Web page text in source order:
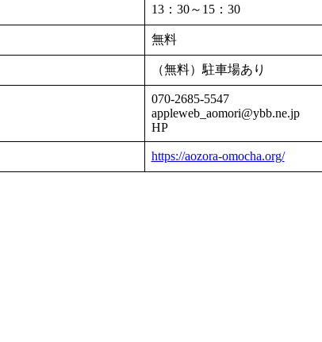
13：30～15：30
無料
（無料）駐車場あり
070-2685-5547
appleweb_aomori@ybb.ne.jp
HP
https://aozora-omocha.org/